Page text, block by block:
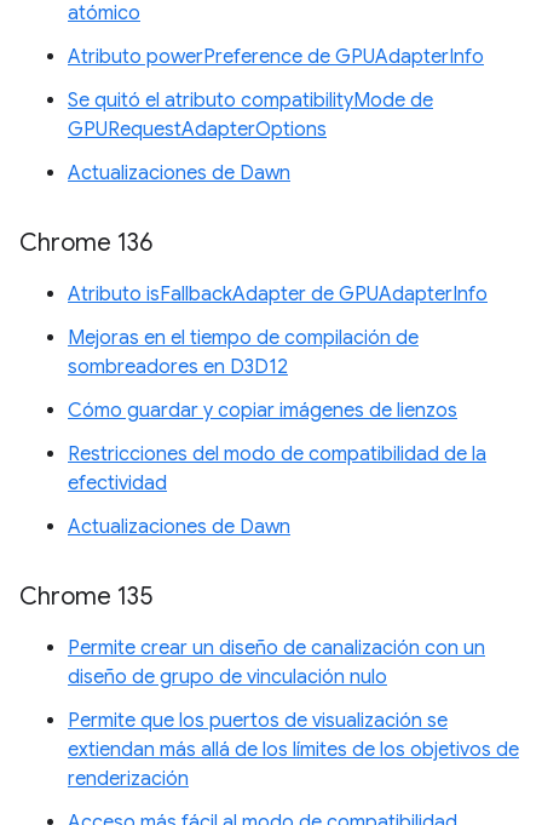
atómico
Atributo powerPreference de GPUAdapterInfo
Se quitó el atributo compatibilityMode de
GPURequestAdapterOptions
Actualizaciones de Dawn
Chrome 136
Atributo isFallbackAdapter de GPUAdapterInfo
Mejoras en el tiempo de compilación de
sombreadores en D3D12
Cómo guardar y copiar imágenes de lienzos
Restricciones del modo de compatibilidad de la
efectividad
Actualizaciones de Dawn
Chrome 135
Permite crear un diseño de canalización con un
diseño de grupo de vinculación nulo
Permite que los puertos de visualización se
extiendan más allá de los límites de los objetivos de
renderización